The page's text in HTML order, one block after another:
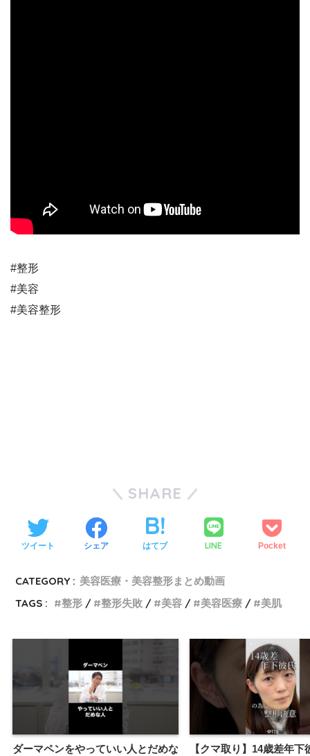
#整形
#美容
#美容整形
SHARE
ツイート シェア はてブ LINE Pocket
CATEGORY : 美容医療・美容整形まとめ動画
TAGS :
整形 整形失敗 美容 美容医療 美肌
ダーマペンをやっていい人とだめな
【クマ取り】14歳差年下